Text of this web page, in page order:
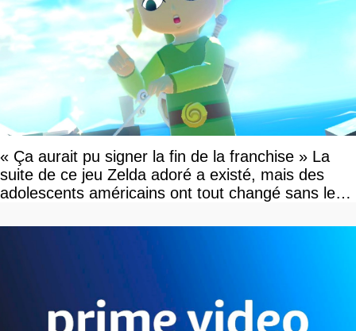
« Ça aurait pu signer la fin de la franchise » La
suite de ce jeu Zelda adoré a existé, mais des
adolescents américains ont tout changé sans le